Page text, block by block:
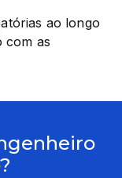
ao longo
com as